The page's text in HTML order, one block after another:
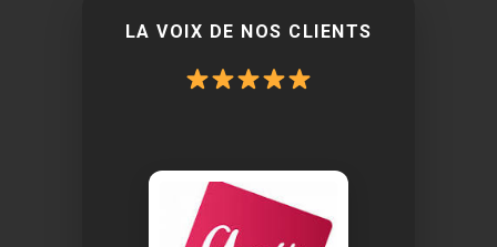
LA VOIX DE NOS CLIENTS